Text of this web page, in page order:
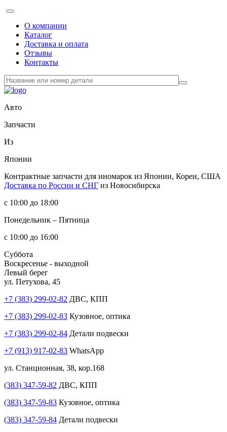
О компании
Каталог
Доставка и оплата
Отзывы
Контакты
Авто
Запчасти
Из
Японии
Контрактные запчасти для иномарок из Японии, Кореи, США
Доставка по России и СНГ из Новосибирска
с 10:00 до 18:00
Понедельник – Пятница
с 10:00 до 16:00
Суббота
Воскресенье - выходной
Левый берег
ул. Петухова, 45
+7 (383) 299-02-82 ДВС, КПП
+7 (383) 299-02-83 Кузовное, оптика
+7 (383) 299-02-84 Детали подвески
+7 (913) 917-02-83 WhatsApp
ул. Станционная, 38, кор.168
(383) 347-59-82 ДВС, КПП
(383) 347-59-83 Кузовное, оптика
(383) 347-59-84 Детали подвески